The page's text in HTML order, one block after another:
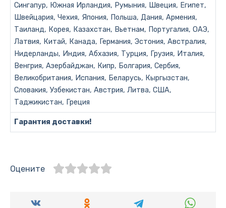
Сингапур, Южная Ирландия, Румыния, Швеция, Египет,
Швейцария, Чехия, Япония, Польша, Дания, Армения,
Таиланд, Корея, Казахстан, Вьетнам, Португалия, ОАЭ,
Латвия, Китай, Канада, Германия, Эстония, Австралия,
Нидерланды, Индия, Абхазия, Турция, Грузия, Италия,
Венгрия, Азербайджан, Кипр, Болгария, Сербия,
Великобритания, Испания, Беларусь, Кыргызстан,
Словакия, Узбекистан, Австрия, Литва, США,
Таджикистан, Греция
Гарантия доставки!
Оцените